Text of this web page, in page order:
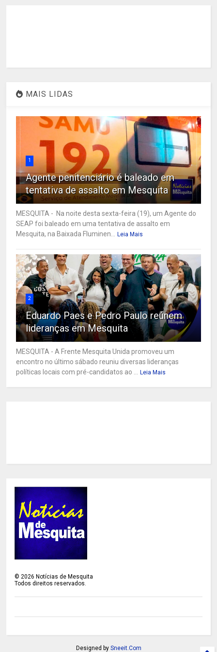
MAIS LIDAS
1
Agente penitenciário é baleado em
tentativa de assalto em Mesquita
MESQUITA - Na noite desta sexta-feira (19), um Agente do
SEAP foi baleado em uma tentativa de assalto em
Mesquita, na Baixada Fluminen... Leia Mais
2
Eduardo Paes e Pedro Paulo reúnem
lideranças em Mesquita
MESQUITA - A Frente Mesquita Unida promoveu um
encontro no último sábado reuniu diversas lideranças
políticas locais com pré-candidatos ao ... Leia Mais
©2026 Notícias de Mesquita
Todos direitos reservados.
Designed by Sneeit.Com